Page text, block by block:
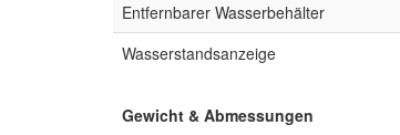
Entfernbarer Wasserbehälter
Wasserstandsanzeige
Gewicht & Abmessungen